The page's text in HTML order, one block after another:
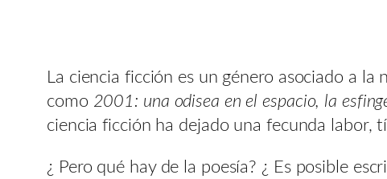
La ciencia ficción es un género asociado a
como 2001: una odisea en el espacio, la
ciencia ficción ha dejado una fecunda labor,
¿ Pero qué hay de la poesía? ¿ Es posible